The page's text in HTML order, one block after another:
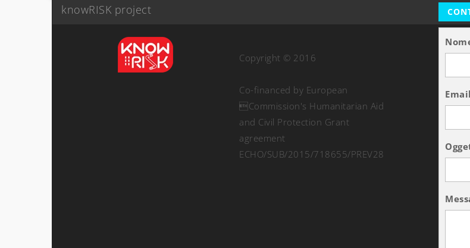
knowRISK project
Copyright © 2016
Co-financed by European
Commission's Humanitarian Aid
and Civil Protection Grant
agreement
ECHO/SUB/2015/718655/PREV28
Email